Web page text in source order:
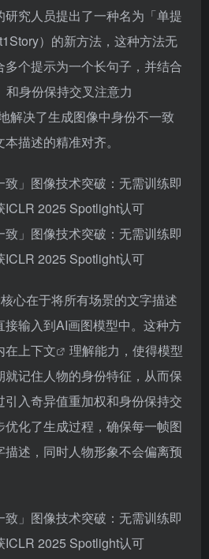
究人员提出了一种名为「单提
）的新方法，这种方法无
个提示为一个长句子，并结合
身份保持交叉注意力
解决了生成图像中身份不一致
描述的精准对齐。
心在于将所有场景的文字描述
输入到AI画图模型中。这种方
在上下文
理解能力，使得模型
记住人物的身份特征，从而保
入奇异值重加权和身份保持交
优化了生成过程，确保每一帧图
述，同时人物形象不会偏离预